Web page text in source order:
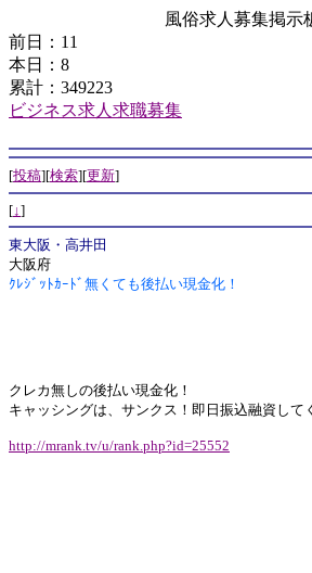
風俗求人募集掲示
前日：11
本日：8
累計：349223
ビジネス求人求職募集
[投稿][検索][更新]
[ ↓ ]
東大阪・高井田
大阪府
ｸﾚｼﾞｯﾄｶｰﾄﾞ無くても後払い現金化！
クレカ無しの後払い現金化！
キャッシングは、サンクス！即日振込融資して
http://mrank.tv/u/rank.php?id=25552